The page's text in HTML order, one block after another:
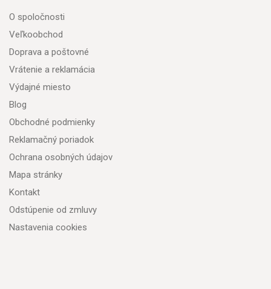
O spoločnosti
Veľkoobchod
Doprava a poštovné
Vrátenie a reklamácia
Výdajné miesto
Blog
Obchodné podmienky
Reklamačný poriadok
Ochrana osobných údajov
Mapa stránky
Kontakt
Odstúpenie od zmluvy
Nastavenia cookies